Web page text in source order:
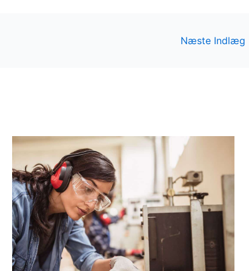
Næste Indlæg